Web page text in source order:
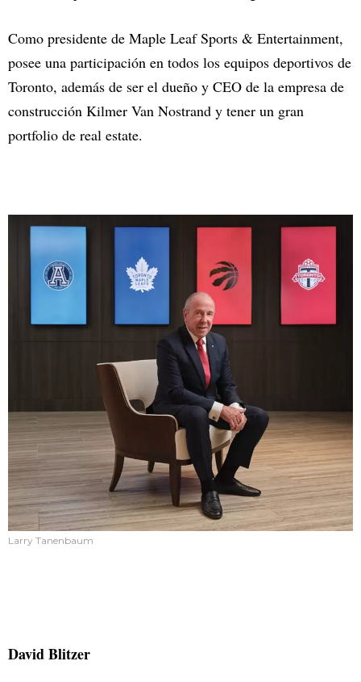
Como presidente de Maple Leaf Sports & Entertainment,
posee una participación en todos los equipos deportivos de
Toronto, además de ser el dueño y CEO de la empresa de
construcción Kilmer Van Nostrand y tener un gran
portfolio de real estate.
Larry Tanenbaum
David Blitzer